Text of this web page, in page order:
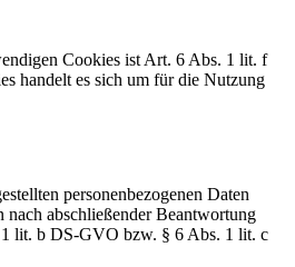
Cookies ist Art. 6 Abs. 1 lit. f
handelt es sich um für die Nutzung
personenbezogenen Daten
abschließender Beantwortung
1 lit. b DS-GVO bzw. § 6 Abs. 1 lit. c